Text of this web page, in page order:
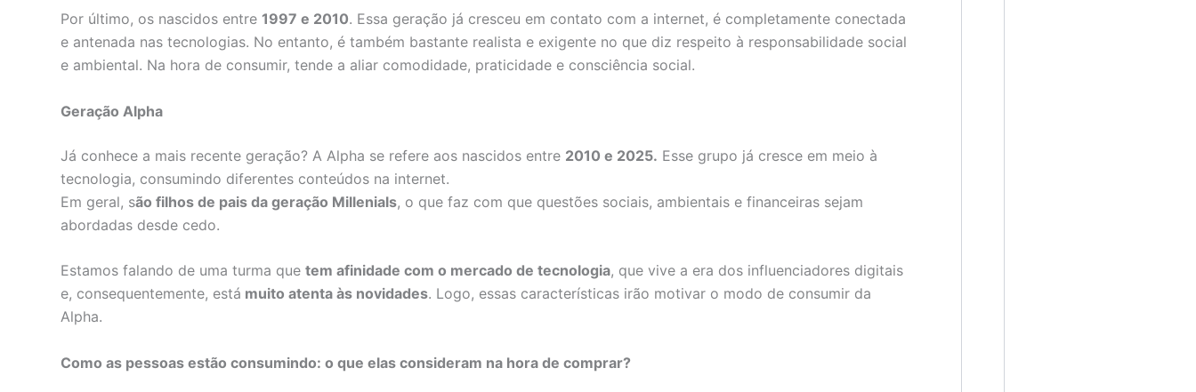
Por último, os nascidos entre 1997 e 2010. Essa geração já cresceu em contato com a internet, é completamente conectada
e antenada nas tecnologias. No entanto, é também bastante realista e exigente no que diz respeito à responsabilidade social
e ambiental. Na hora de consumir, tende a aliar comodidade, praticidade e consciência social.
Geração Alpha
Já conhece a mais recente geração? A Alpha se refere aos nascidos entre 2010 e 2025. Esse grupo já cresce em meio à
tecnologia, consumindo diferentes conteúdos na internet.
Em geral, são filhos de pais da geração Millenials, o que faz com que questões sociais, ambientais e financeiras sejam
abordadas desde cedo.
Estamos falando de uma turma que tem afinidade com o mercado de tecnologia, que vive a era dos influenciadores digitais
e, consequentemente, está muito atenta às novidades. Logo, essas características irão motivar o modo de consumir da
Alpha.
Como as pessoas estão consumindo: o que elas consideram na hora de comprar?